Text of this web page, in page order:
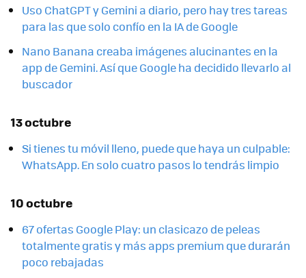
Uso ChatGPT y Gemini a diario, pero hay tres tareas
para las que solo confío en la IA de Google
Nano Banana creaba imágenes alucinantes en la
app de Gemini. Así que Google ha decidido llevarlo al
buscador
13 octubre
Si tienes tu móvil lleno, puede que haya un culpable:
WhatsApp. En solo cuatro pasos lo tendrás limpio
10 octubre
67 ofertas Google Play: un clasicazo de peleas
totalmente gratis y más apps premium que durarán
poco rebajadas